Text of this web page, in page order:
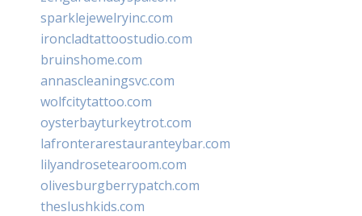
sparklejewelryinc.com
ironcladtattoostudio.com
bruinshome.com
annascleaningsvc.com
wolfcitytattoo.com
oysterbayturkeytrot.com
lafronterarestauranteybar.com
lilyandrosetearoom.com
olivesburgberrypatch.com
theslushkids.com